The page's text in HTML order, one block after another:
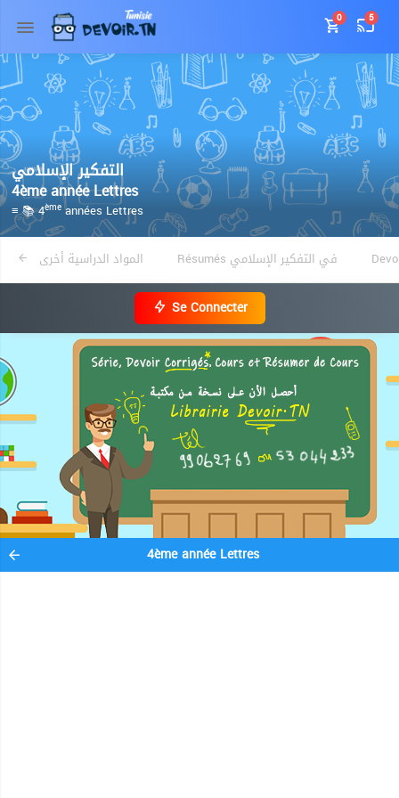
0 5
التفكير الإسلامي
4ème année Lettres
≡ 📚 4èmeannées Lettres
المواد الدراسية أخرى Résumés في التفكير الإسلامي
Se Connecter
4ème année Lettres